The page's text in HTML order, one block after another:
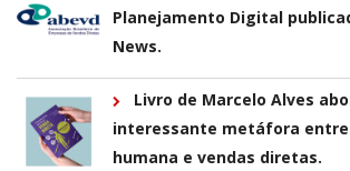
Planejamento Digital
News.
Livro de Marcelo Alves
interessante metáfora
humana e vendas diretas.